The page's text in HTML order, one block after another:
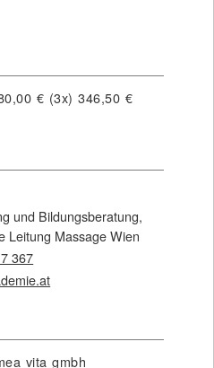
€ (3x) 346,50 €
und Bildungsberatung,
Leitung Massage Wien
367
vita gmbh